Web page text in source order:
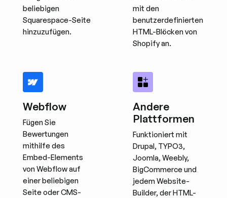
beliebigen
Squarespace-Seite
hinzuzufügen.
mit den
benutzerdefinierten
HTML-Blöcken von
Shopify an.
Webflow
Fügen Sie
Bewertungen
mithilfe des
Embed-Elements
von Webflow auf
einer beliebigen
Seite oder CMS-
Andere
Plattformen
Funktioniert mit
Drupal, TYPO3,
Joomla, Weebly,
BigCommerce und
jedem Website-
Builder, der HTML-